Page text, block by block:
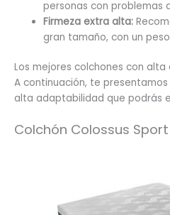
personas con problemas
Firmeza extra alta:
gran tamaño, con un
Los mejores colchones con
A continuación, te
alta adaptabilidad que podrás
Colchón Colossus